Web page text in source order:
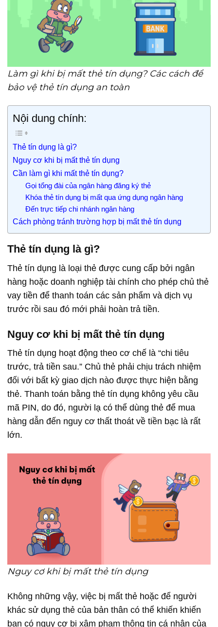
Làm gì khi bị mất thẻ tín dụng? Các cách để
bảo vệ thẻ tín dụng an toàn
Nội dung chính:
Thẻ tín dụng là gì?
Nguy cơ khi bị mất thẻ tín dụng
Cần làm gì khi mất thẻ tín dụng?
Gọi tổng đài của ngân hàng đăng ký thẻ
Khóa thẻ tín dụng bị mất qua ứng dụng ngân hàng
Đến trực tiếp chi nhánh ngân hàng
Cách phòng tránh trường hợp bị mất thẻ tín dụng
Thẻ tín dụng là gì?
Thẻ tín dụng là loại thẻ được cung cấp bởi ngân
hàng hoặc doanh nghiệp tài chính cho phép chủ thẻ
vay tiền để thanh toán các sản phẩm và dịch vụ
trước rồi sau đó mới phải hoàn trả tiền.
Nguy cơ khi bị mất thẻ tín dụng
Thẻ tín dụng hoạt động theo cơ chế là “chi tiêu
trước, trả tiền sau.” Chủ thẻ phải chịu trách nhiệm
đối với bất kỳ giao dịch nào được thực hiện bằng
thẻ. Thanh toán bằng thẻ tín dụng không yêu cầu
mã PIN, do đó, người lạ có thể dùng thẻ để mua
hàng dẫn đến nguy cơ thất thoát về tiền bạc là rất
lớn.
Nguy cơ khi bị mất thẻ tín dụng
Không những vậy, việc bị mất thẻ hoặc để người
khác sử dụng thẻ của bản thân có thể khiến khiến
bạn có nguy cơ bị xâm phạm thông tin cá nhân của